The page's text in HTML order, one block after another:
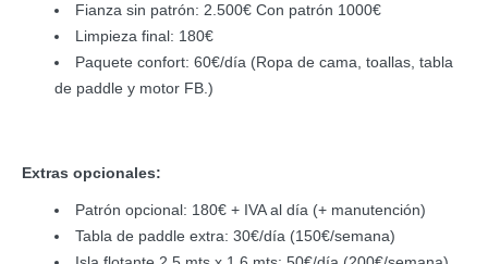
Fianza sin patrón: 2.500€ Con patrón 1000€
Limpieza final: 180€
Paquete confort: 60€/día (Ropa de cama, toallas, tabla
de paddle y motor FB.)
Extras opcionales:
Patrón opcional: 180€ + IVA al día (+ manutención)
Tabla de paddle extra: 30€/día (150€/semana)